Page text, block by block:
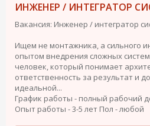
ИНЖЕНЕР / ИНТЕГРАТОР
Вакансия: Инженер / интегратор
Ищем не монтажника, а сильного
опытом внедрения сложных
человек, который понимает
ответственность за результат и
идеальной...
График работы - полный рабочий
Опыт работы - 3-5 лет Пол - любой